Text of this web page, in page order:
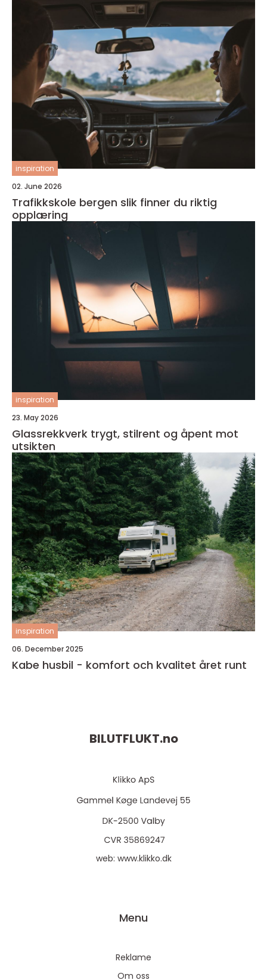
inspiration
02. June 2026
Trafikkskole bergen slik finner du riktig
opplæring
inspiration
23. May 2026
Glassrekkverk trygt, stilrent og åpent mot
utsikten
inspiration
06. December 2025
Kabe husbil - komfort och kvalitet året runt
BILUTFLUKT.no
web: www.klikko.dk
Menu
Reklame
Om oss